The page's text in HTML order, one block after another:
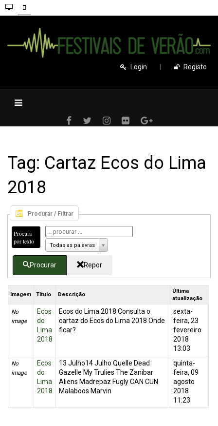
Login Registo
Tag: Cartaz Ecos do Lima
2018
Procurar / Filtrar
Procura
por texto
Todas as palavras
Procurar Repor
Imagem Título Descrição
Última
atualização
No
image
Ecos
do
Lima
2018
Ecos do Lima 2018 Consulta o
cartaz do Ecos do Lima 2018 Onde
ficar?
sexta-
feira, 23
fevereiro
2018
13:03
No
image
Ecos
do
Lima
2018
13 Julho14 Julho Quelle Dead
Gazelle My Trulies The Zanibar
Aliens Madrepaz Fugly CAN CUN
Malaboos Marvin
quinta-
feira, 09
agosto
2018
11:23